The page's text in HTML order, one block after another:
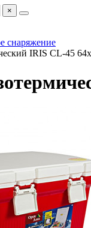
×
снаряжение
IRIS CL-45